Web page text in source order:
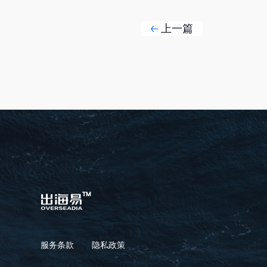
上一篇
服务条款 隐私政策